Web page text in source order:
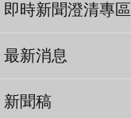
即時新聞澄清專區
最新消息
新聞稿